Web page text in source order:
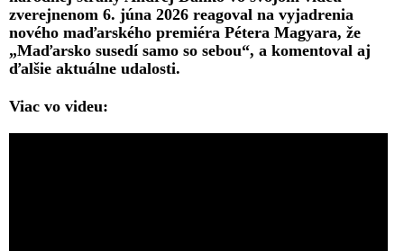
zverejnenom 6. júna 2026 reagoval na vyjadrenia
nového maďarského premiéra Pétera Magyara, že
„Maďarsko susedí samo so sebou“, a komentoval aj
ďalšie aktuálne udalosti.
Viac vo videu: